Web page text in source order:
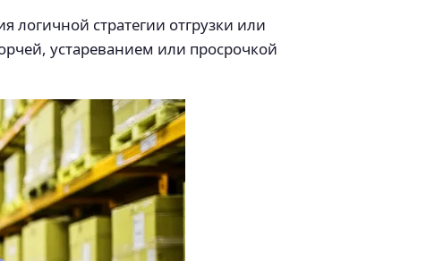
логичной стратегии отгрузки или
устареванием или просрочкой